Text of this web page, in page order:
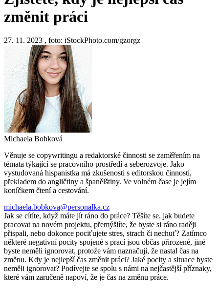
změnit práci
27. 11. 2023 , foto: iStockPhoto.com/gzorgz
Michaela Bobková
Věnuje se copywritingu a redaktorské činnosti se zaměřením na
témata týkající se pracovního prostředí a seberozvoje. Jako
vystudovaná hispanistka má zkušenosti s editorskou činností,
překladem do angličtiny a španělštiny. Ve volném čase je jejím
koníčkem čtení a cestování.
michaela.bobkova@personalka.cz
Jak se cítíte, když máte jít ráno do práce? Těšíte se, jak budete
pracovat na novém projektu, přemýšlíte, že byste si ráno raději
přispali, nebo dokonce pociťujete stres, strach či nechuť? Zatímco
některé negativní pocity spojené s prací jsou občas přirozené, jiné
byste neměli ignorovat, protože vám naznačují, že nastal čas na
změnu. Kdy je nejlepší čas změnit práci? Jaké pocity a situace byste
neměli ignorovat? Podívejte se spolu s námi na nejčastější příznaky,
které vám zaručeně napoví, že je čas na změnu práce.